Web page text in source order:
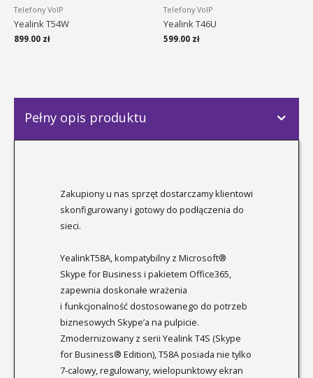
Telefony VoIP
Yealink T54W
899.00 zł
Telefony VoIP
Yealink T46U
599.00 zł
Pełny opis produktu
Zakupiony u nas sprzęt dostarczamy klientowi
skonfigurowany i gotowy do podłączenia do
sieci.
YealinkT58A, kompatybilny z Microsoft®
Skype for Business i pakietem Office365,
zapewnia doskonałe wrażenia
i funkcjonalność dostosowanego do potrzeb
biznesowych Skype’a na pulpicie.
Zmodernizowany z serii Yealink T4S (Skype
for Business® Edition), T58A posiada nie tylko
7-calowy, regulowany, wielopunktowy ekran